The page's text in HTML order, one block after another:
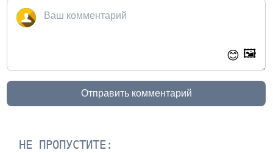
😊 🖼️
Отправить комментарий
НЕ ПРОПУСТИТЕ: